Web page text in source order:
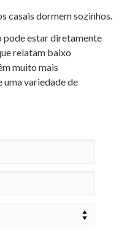
casais dormem sozinhos.
pode estar diretamente
relatam baixo
muito mais
variedade de